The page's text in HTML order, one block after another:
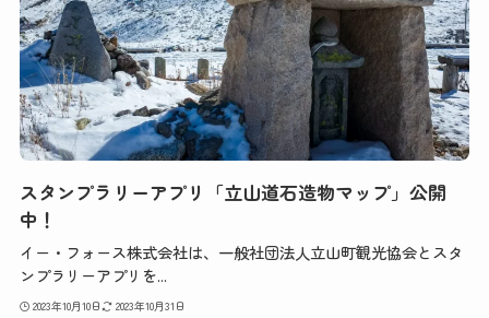
スタンプラリーアプリ「立山道石造物マップ」公開
中！
イー・フォース株式会社は、一般社団法人立山町観光協会とスタ
ンプラリーアプリを...
2023年10月10日 2023年10月31日